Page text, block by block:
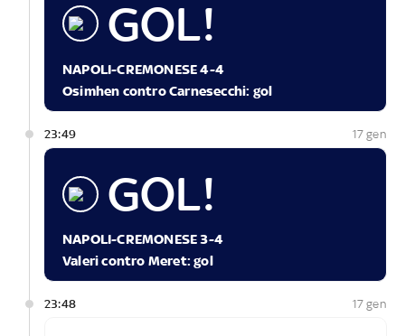
GOL!
NAPOLI-CREMONESE 4-4
Osimhen contro Carnesecchi: gol
23:49 17 gen
GOL!
NAPOLI-CREMONESE 3-4
Valeri contro Meret: gol
23:48 17 gen